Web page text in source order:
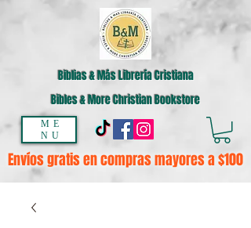
ME
NU
Biblias & Más Librería Cristiana
Bibles & More Christian Bookstore
Envíos gratis en compras mayores a $100